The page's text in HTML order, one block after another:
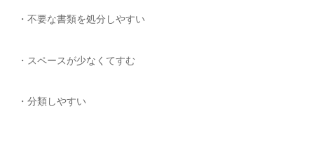
・不要な書類を処分しやすい
・スペースが少なくてすむ
・分類しやすい